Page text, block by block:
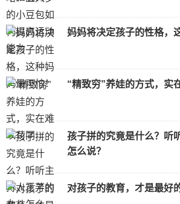
妈妈将决定孩子的性格，
“精致穷”养娃的方式，实
孩子拼的究竟是什么？听
怎么说？
对孩子的教育，才是最好